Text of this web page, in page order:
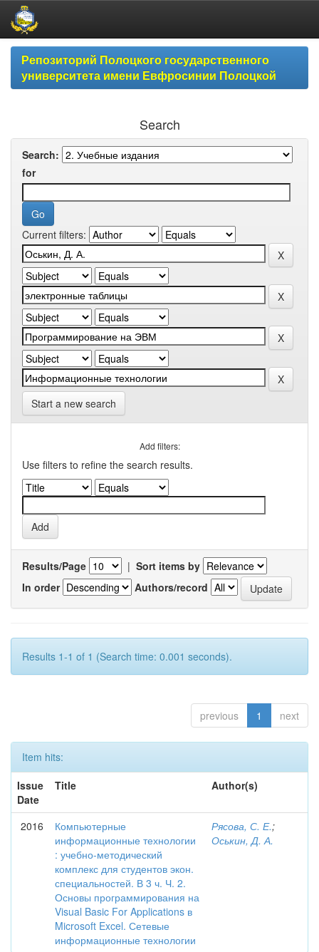
Skip
navigationРепозиторий Полоцкого государственного
университета имени Евфросинии Полоцкой
Search
Search:
for
Current filters:
Start a new search
Add filters:
Use filters to refine the search results.
Results/Page | Sort items by
In order
Authors/record
Results 1-1 of 1 (Search time: 0.001 seconds).
previous 1 next
Item hits:
Issue
Date
Title Author(s)
2016
Компьютерные
информационные технологии
: учебно-методический
комплекс для студентов экон.
специальностей. В 3 ч. Ч. 2.
Основы программирования на
Visual Basic For Applications в
Microsoft Excel. Сетевые
информационные технологии
Рясова, С. Е.;
Оськин, Д. А.